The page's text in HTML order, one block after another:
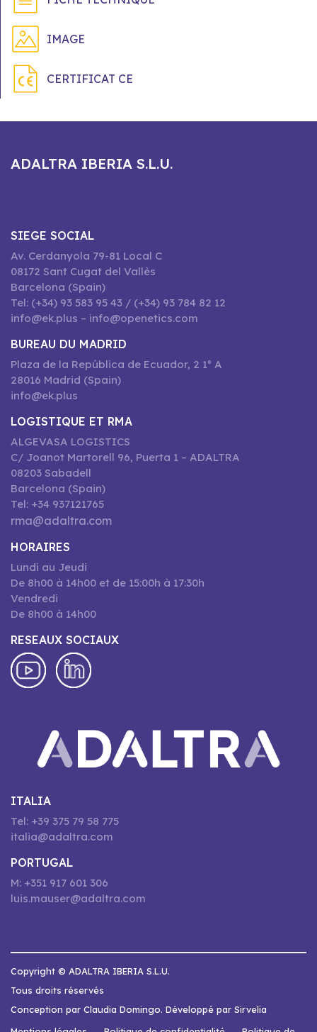
IMAGE
CERTIFICAT CE
ADALTRA IBERIA S.L.U.
SIEGE SOCIAL
Av. Cerdanyola 79-81 Local C
08172 Sant Cugat del Vallès
Barcelona (Spain)
Tel: (+34) 93 583 95 43 / (+34) 93 784 82 12
info@ek.plus – info@openetics.com
BUREAU DU MADRID
Plaza de la República de Ecuador, 2 1º A
28016 Madrid (Spain)
info@ek.plus
LOGISTIQUE ET RMA
ALGEVASA LOGISTICS
C/ Joanot Martorell 96, Puerta 1 – ADALTRA
08203 Sabadell
Barcelona (Spain)
Tel: +34 937121765
rma@adaltra.com
HORAIRES
Lundi au Jeudi
De 8h00 à 14h00 et de 15:00h à 17:30h
Vendredi
De 8h00 à 14h00
RESEAUX SOCIAUX
ITALIA
Tel: +39 375 79 58 775
italia@adaltra.com
PORTUGAL
M: +351 917 601 306
luis.mauser@adaltra.com
Copyright © ADALTRA IBERIA S.L.U.
Tous droits réservés
Conception par Claudia Domingo. Développé par Sirvelia